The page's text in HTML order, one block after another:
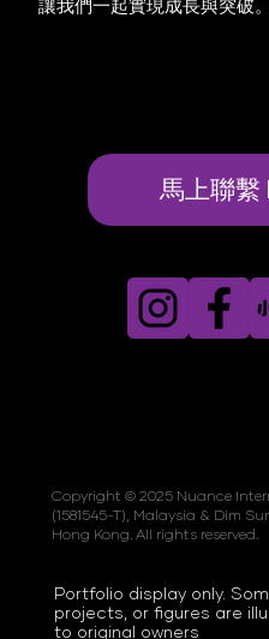
讓我們一起實現成長與突破。
馬上聯繫
Copyright © 2025 Nuance
(1581545-T), Malaysia & Dim
Hong Kong. All rights reserved.
Portfolio display only.
projects, or figures are
to original owners